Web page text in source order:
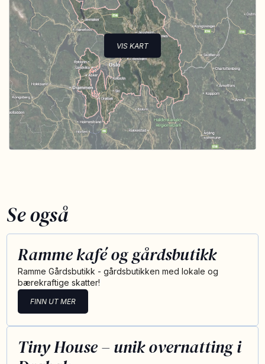
VIS KART
Se også
Ramme kafé og gårdsbutikk
Ramme Gårdsbutikk - gårdsbutikken med lokale og
bærekraftige skatter!
FINN UT MER
Tiny House – unik overnatting i